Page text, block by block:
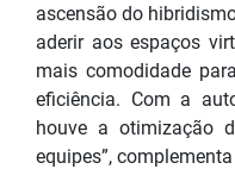
ascensão do
aderir aos espaços
mais comodidade
eficiência. Com a
houve a otimização
equipes”,